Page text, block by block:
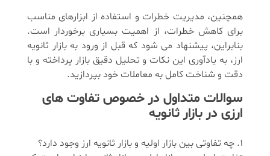
همچنین، مدیریت خطرات و استفاده از ابزارهای مناسب
برای کاهش خطرات، از اهمیت بسیاری برخوردار است.
بنابراین، پیشنهاد می ‌شود که قبل از ورود به بازار ثانویه
ارز، به یادآوری این نکات و تحلیل دقیق بازار پرداخته و با
دقت و شناخت کامل به معاملات خود بپردازید.
سوالات متداول در خصوص تفاوت های
ارزی در بازار ثانویه
1. چه تفاوتی بین بازار اولیه و بازار ثانویه ارز وجود دارد؟